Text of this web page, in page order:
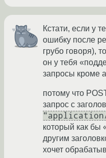
Кстати, если у
ошибку после
грубо говоря),
он у тебя
запросы кроме
потому что
запрос с
который как бы
другим
хочет